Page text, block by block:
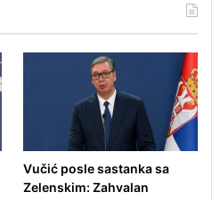
Vučić posle sastanka sa
Zelenskim: Zahvalan